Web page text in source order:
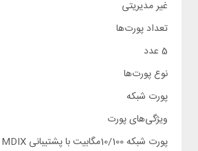
غیر مدیریتی
تعداد پورت‌ها
5 عدد
نوع پورت‌ها
پورت شبکه
ویژگی‌های پورت
پورت شبکه 10/100مگابیت با پشتیبانی MDI / MDIX